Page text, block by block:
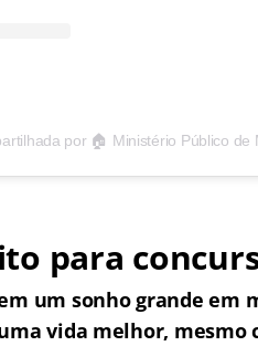
por 🏠 Ministério Público de
para
um sonho grande
vida melhor, mesmo